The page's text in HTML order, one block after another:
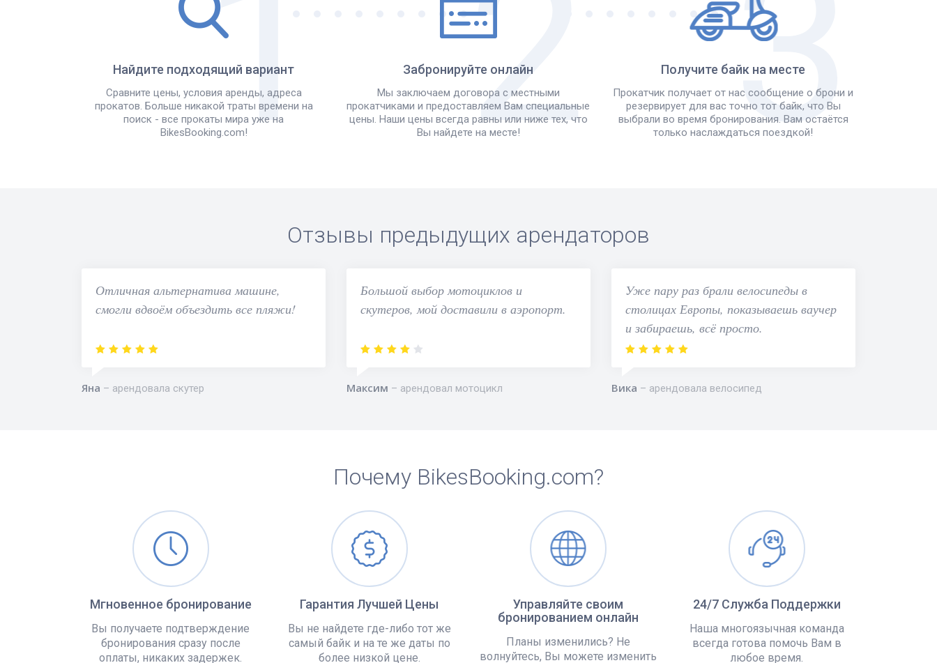
Найдите подходящий вариант
Сравните цены, условия аренды, адреса
прокатов. Больше никакой траты времени на
поиск - все прокаты мира уже на
BikesBooking.com!
Забронируйте онлайн
Мы заключаем договора с местными
прокатчиками и предоставляем Вам специальные
цены. Наши цены всегда равны или ниже тех, что
Вы найдете на месте!
Получите байк на месте
Прокатчик получает от нас сообщение о брони и
резервирует для вас точно тот байк, что Вы
выбрали во время бронирования. Вам остаётся
только наслаждаться поездкой!
Отзывы предыдущих арендаторов
Отличная альтернатива машине,
смогли вдвоём объездить все пляжи!
Яна арендовала скутер
Большой выбор мотоциклов и
скутеров, мой доставили в аэропорт.
Максим арендовал мотоцикл
Уже пару раз брали велосипеды в
столицах Европы, показываешь ваучер
и забираешь, всё просто.
Вика арендовала велосипед
Почему BikesBooking.com?
Мгновенное бронирование
Вы получаете подтверждение
бронирования сразу после
оплаты, никаких задержек.
Гарантия Лучшей Цены
Вы не найдете где-либо тот же
самый байк и на те же даты по
более низкой цене.
Управляйте своим
бронированием онлайн
Планы изменились? Не
волнуйтесь, Вы можете изменить
24/7 Служба Поддержки
Наша многоязычная команда
всегда готова помочь Вам в
любое время.